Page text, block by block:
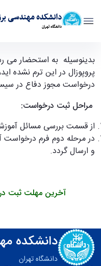
دانشکده مهندسی
دانشگاه تهران
ece- دانشکده مهندسی برق و کامپیوتر
بدینوسیله به استحضار می
پروپوزال در این ترم نشده
درخواست مجوز دفاع در
مراحل ثبت درخواست:
از قسمت بررسی مسائل آموزشی-
در مرحله دوم فرم درخواست
و ارسال گردد.
آخرین مهلت ثبت درخواست
دانشکده
دانشگاه تهران